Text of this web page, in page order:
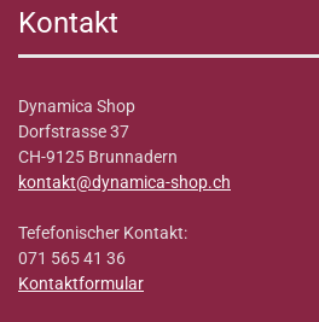
Kontakt
Dynamica Shop
Dorfstrasse 37
CH-9125 Brunnadern
kontakt@dynamica-shop.ch
Tefefonischer Kontakt:
071 565 41 36
Kontaktformular